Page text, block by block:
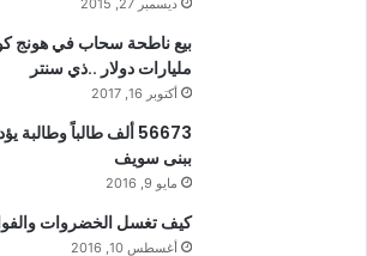
ديسمبر 27, 2015
مليارات دولار ..ذي سنتر
أكتوبر 16, 2017
56673 ألف طالباً وطالبة
ببنى سويف
مايو 9, 2016
كيف تغسل الخضروات
أغسطس 10, 2016